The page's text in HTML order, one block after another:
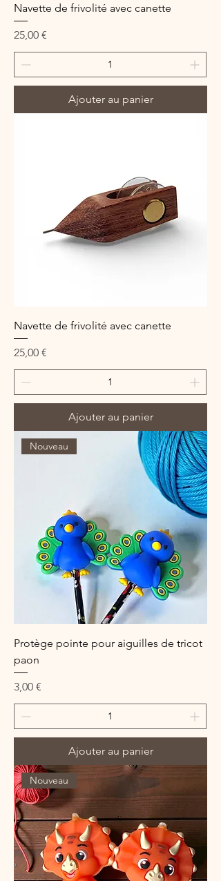
Navette de frivolité avec canette
Prix
25,00 €
Ajouter au panier
Navette de frivolité avec canette
Prix
25,00 €
Ajouter au panier
Nouveau
Protège pointe pour aiguilles de tricot
paon
Prix
3,00 €
Ajouter au panier
Nouveau